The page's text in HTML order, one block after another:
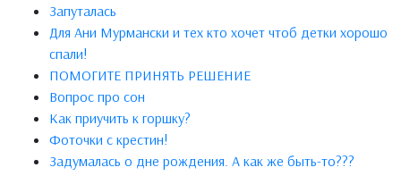
Запуталась
Для Ани Мурмански и тех кто хочет чтоб детки хорошо
спали!
ПОМОГИТЕ ПРИНЯТЬ РЕШЕНИЕ
Вопрос про сон
Как приучить к горшку?
Фоточки с крестин!
Задумалась о дне рождения. А как же быть-то???